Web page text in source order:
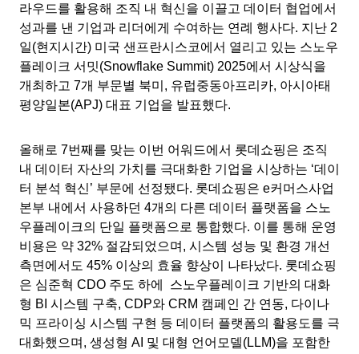
라우드를 활용해 조직 내 혁신을 이끌고 데이터 협업에서
성과를 낸 기업과 리더에게 수여하는 연례 행사다. 지난 2
일(현지시간) 미국 샌프란시스코에서 열리고 있는 스노우
플레이크 서밋(Snowflake Summit) 2025에서 시상식을
개최하고 7개 부문별 북미, 유럽중동아프리카, 아시아태
평양일본(APJ) 대표 기업을 발표했다.
올해로 7번째를 맞는 이번 어워드에서 롯데쇼핑은 조직
내 데이터 자산의 가치를 극대화한 기업을 시상하는 ‘데이
터 분석 혁신’ 부문에 선정됐다. 롯데쇼핑은 e커머스사업
본부 내에서 사용하던 4개의 다른 데이터 플랫폼을 스노
우플레이크의 단일 플랫폼으로 통합했다. 이를 통해 운영
비용은 약 32% 절감되었으며, 시스템 성능 및 환경 개선
측면에서도 45% 이상의 효율 향상이 나타났다. 롯데쇼핑
은 심준혁 CDO 주도 하에 스노우플레이크 기반의 대화
형 BI 시스템 구축, CDP와 CRM 캠페인 간 연동, 다이나
믹 프라이싱 시스템 구현 등 데이터 플랫폼의 활용도를 극
대화했으며, 생성형 AI 및 대형 언어모델(LLM)을 포함한